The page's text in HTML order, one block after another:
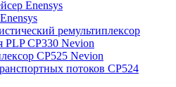
Enensys
ремультиплексор
PLP CP330 Nevion
CP525 Nevion
потоков CP524